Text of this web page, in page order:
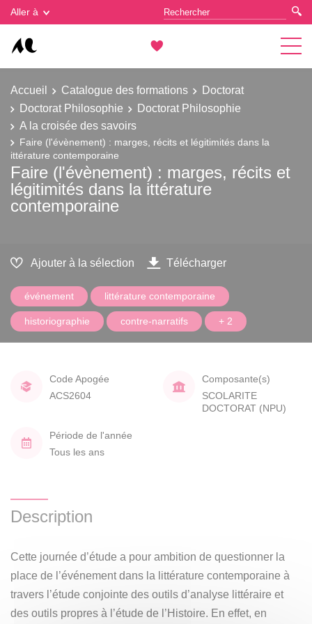
Aller à
Accueil Catalogue des formations
Doctorat
Doctorat Philosophie
Doctorat Philosophie
A la croisée des savoirs
Faire (l'évènement) : marges, récits et légitimités dans la
ittérature contemporaine
Faire (l'évènement) : marges, récits et
légitimités dans la ittérature
contemporaine
Ajouter à la sélection Télécharger
événement littérature contemporaine
historiographie contre-narratifs + 2
Code Apogée
ACS2604
Composante(s)
SCOLARITE
DOCTORAT (NPU)
Période de l'année
Tous les ans
Description
Cette journée d’étude a pour ambition de questionner la
place de l’événement dans la littérature contemporaine à
travers l’étude conjointe des outils d’analyse littéraire et
des outils propres à l’étude de l’Histoire. En effet, en
Gestion des cookies